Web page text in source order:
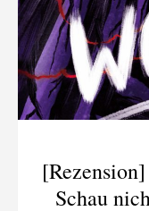
Schau